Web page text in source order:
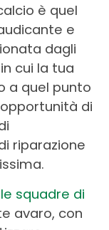
è quel
e
dagli
cui la tua
a quel punto
di
riparazione
squadre di
avaro, con